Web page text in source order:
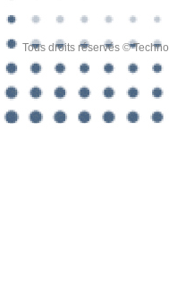
Tous droits réservés ©